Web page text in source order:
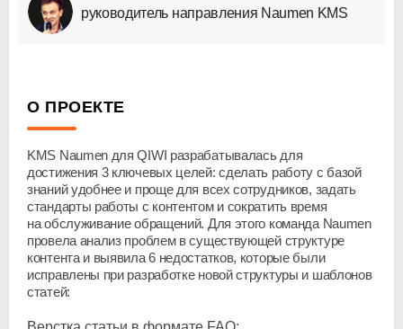
руководитель направления Naumen KMS
О ПРОЕКТЕ
KMS Naumen для QIWI разрабатывалась для
достижения 3 ключевых целей: сделать работу с базой
знаний удобнее и проще для всех сотрудников, задать
стандарты работы с контентом и сократить время
на обслуживание обращений. Для этого команда Naumen
провела анализ проблем в существующей структуре
контента и выявила 6 недостатков, которые были
исправлены при разработке новой структуры и шаблонов
статей: